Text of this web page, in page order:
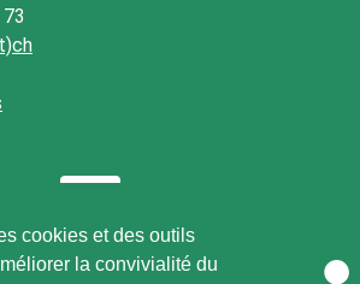
cookies et des outils
la convivialité du